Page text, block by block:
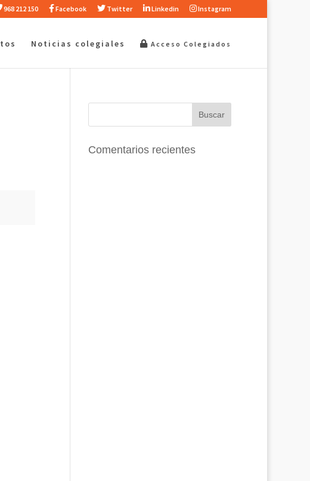
968 212 150 Facebook Twitter Linkedin Instagram
Noticias colegiales Acceso Colegiados
Comentarios recientes